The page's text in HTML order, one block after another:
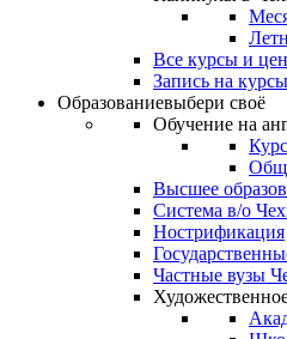
Все курсы и
Запись на курсы
Образованиевыбери своё
Обучение на
Высшее
Система в/о
Нострификация
Частные вузы